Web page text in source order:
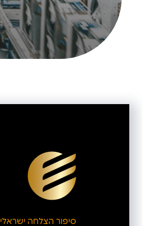
סיפור הצלחה ישראלי